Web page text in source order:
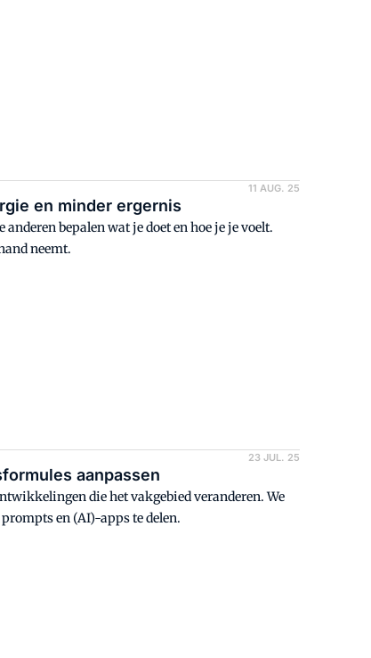
11 AUG. 25
en minder ergernis
bepalen wat je doet en hoe je je voelt.
neemt.
23 JUL. 25
aanpassen
die het vakgebied veranderen. We
en (AI)-apps te delen.